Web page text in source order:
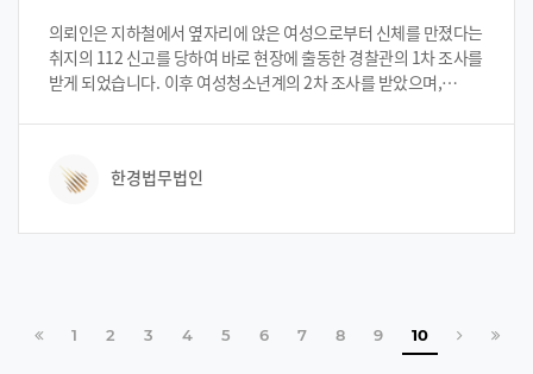
의뢰인은 지하철에서 옆자리에 앉은 여성으로부터 신체를 만졌다는
취지의 112 신고를 당하여 바로 현장에 출동한 경찰관의 1차 조사를
받게 되었습니다. 이후 여성청소년계의 2차 조사를 받았으며,
한경법무법인
처음으로
1페이지
2페이지
3페이지
4페이지
5페이지
6페이지
7페이지
8페이지
9페이지
10 다음 페이지
마지